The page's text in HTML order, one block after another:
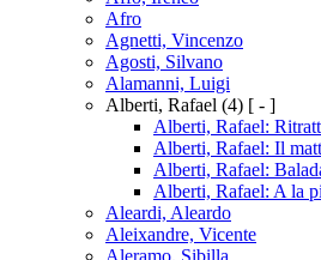
Afro
Agnetti, Vincenzo
Agosti, Silvano
Alamanni, Luigi
Alberti, Rafael (4) [ - ]
Alberti, Rafael:
Alberti, Rafael: Il
Alberti, Rafael:
Alberti, Rafael: A la
Aleardi, Aleardo
Aleixandre, Vicente
Aleramo, Sibilla